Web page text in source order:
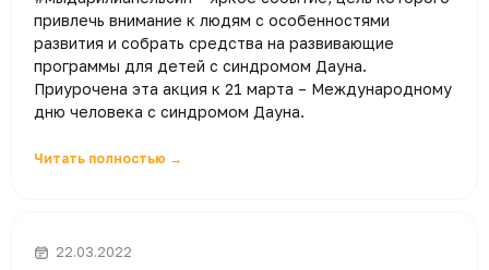
привлечь внимание к людям с особенностями
развития и собрать средства на развивающие
программы для детей с синдромом Дауна.
Приурочена эта акция к 21 марта – Международному
дню человека с синдромом Дауна.
Читать полностью →
22.03.2022